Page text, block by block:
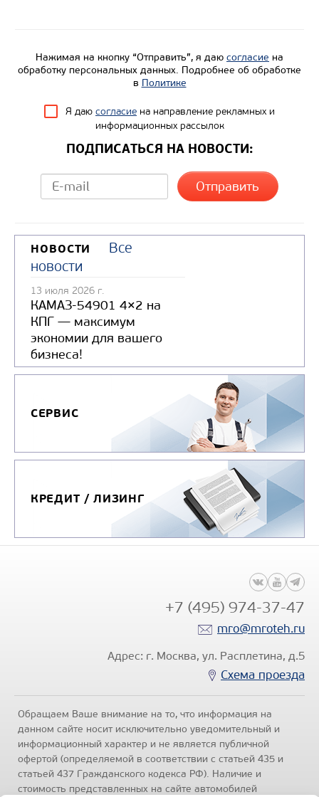
Экологический класс
Колесная формула
Узнать цену
Нажимая на кнопку “Отправить”, я даю согласие на
обработку персональных данных. Подробнее об обработке
в Политике
Я даю согласие на направление рекламных и
информационных рассылок
ПОДПИСАТЬСЯ НА НОВОСТИ:
НОВОСТИ
Все
новости
13 июля 2026 г.
КАМАЗ-54901 4×2 на
КПГ — максимум
экономии для вашего
бизнеса!
СЕРВИС
КРЕДИТ / ЛИЗИНГ
+7 (495) 974-37-47
mro@mroteh.ru
Адрес: г. Москва, ул. Расплетина, д.5
Схема проезда
Обращаем Ваше внимание на то, что информация на
данном сайте носит исключительно уведомительный и
информационный характер и не является публичной
офертой (определяемой в соответствии с статьей 435 и
статьей 437 Гражданского кодекса РФ). Наличие и
стоимость представленных на сайте автомобилей